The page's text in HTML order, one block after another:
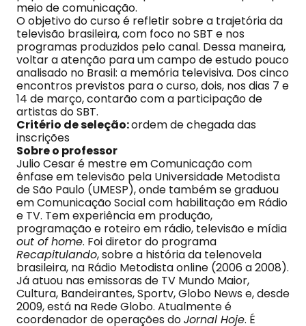
meio de comunicação.
O objetivo do curso é refletir sobre a trajetória da
televisão brasileira, com foco no SBT e nos
programas produzidos pelo canal. Dessa maneira,
voltar a atenção para um campo de estudo pouco
analisado no Brasil: a memória televisiva. Dos cinco
encontros previstos para o curso, dois, nos dias 7 e
14 de março, contarão com a participação de
artistas do SBT.
Critério de seleção:ordem de chegada das
inscrições
Sobre o professor
Julio Cesar é mestre em Comunicação com
ênfase em televisão pela Universidade Metodista
de São Paulo (UMESP), onde também se graduou
em Comunicação Social com habilitação em Rádio
e TV. Tem experiência em produção,
programação e roteiro em rádio, televisão e mídia
out of home. Foi diretor do programa
Recapitulando, sobre a história da telenovela
brasileira, na Rádio Metodista online (2006 a 2008).
Já atuou nas emissoras de TV Mundo Maior,
Cultura, Bandeirantes, Sportv, Globo News e, desde
2009, está na Rede Globo. Atualmente é
coordenador de operações doJornal Hoje. É